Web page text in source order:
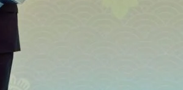
CYBERCRIME
POLICE INVESTIGATION ANNOUNCEMENT